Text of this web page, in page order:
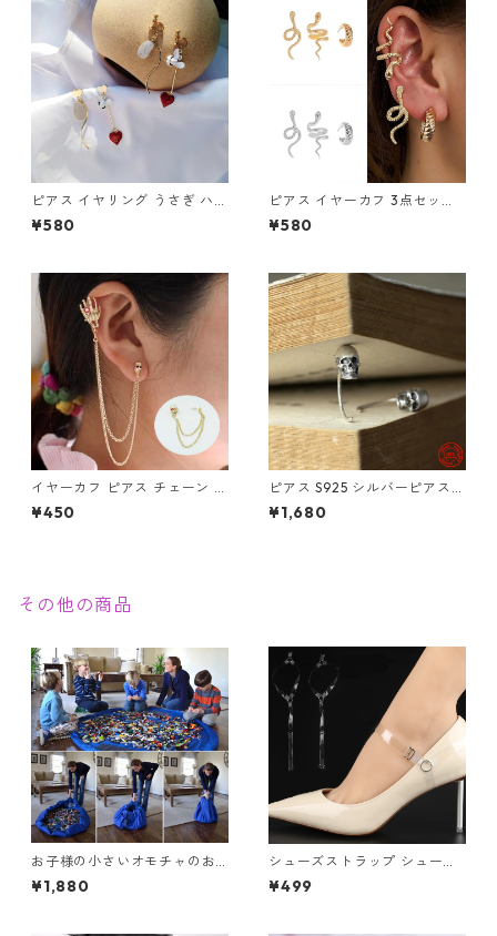
ピアス イヤリング うさぎ ハー
ト 時計 アシメ かわいい 不思
議 兎 白うさぎ 懐中時計 ワン
¥580
ピアス イヤーカフ 3点セット
3個 スネーク 蛇 へび 片耳用
ゴールド シルバー メンズ レデ
¥580
イヤーカフ ピアス チェーン ス
カル ハンド フェイス ゴールド
骸骨 がいこつ パンク ゴスロリ
¥450
ピアス S925 シルバーピアス
スカル ユニセックス フックピ
アス 片耳用
¥1,680
その他の商品
お子様の小さいオモチャのお
片付けのお悩み解消！レゴマ
ット収納袋 Lサイズ 150cm
¥1,880
シューズストラップ シューズ
バンド 透明 幅広 パンプスバン
ド クリア フック ワンタッチ
¥499